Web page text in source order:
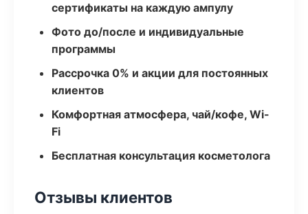
сертификаты на каждую ампулу
Фото до/после и индивидуальные
программы
Рассрочка 0% и акции для постоянных
клиентов
Комфортная атмосфера, чай/кофе, Wi-
Fi
Бесплатная консультация косметолога
Отзывы клиентов